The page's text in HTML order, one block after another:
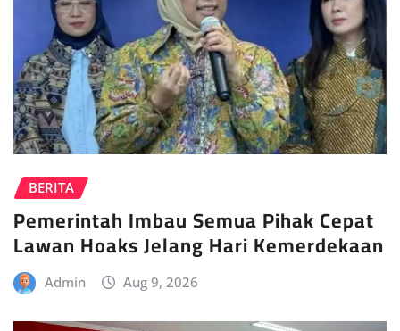
BERITA
Pemerintah Imbau Semua Pihak Cepat
Lawan Hoaks Jelang Hari Kemerdekaan
Admin Aug 9, 2026